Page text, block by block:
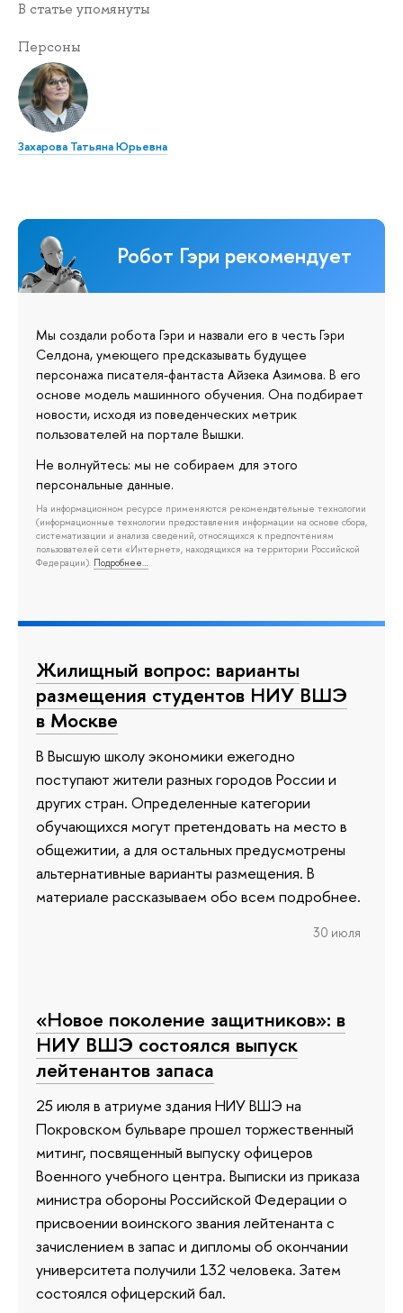
В статье упомянуты
Персоны
Захарова Татьяна Юрьевна
Робот Гэри рекомендует
Мы создали робота Гэри и назвали его в честь Гэри
Селдона, умеющего предсказывать будущее
персонажа писателя-фантаста Айзека Азимова. В его
основе модель машинного обучения. Она подбирает
новости, исходя из поведенческих метрик
пользователей на портале Вышки.
Не волнуйтесь: мы не собираем для этого
персональные данные.
На информационном ресурсе применяются рекомендательные технологии
(информационные технологии предоставления информации на основе сбора,
систематизации и анализа сведений, относящихся к предпочтениям
пользователей сети «Интернет», находящихся на территории Российской
Федерации). Подробнее…
Жилищный вопрос: варианты
размещения студентов НИУ ВШЭ
в Москве
В Высшую школу экономики ежегодно
поступают жители разных городов России и
других стран. Определенные категории
обучающихся могут претендовать на место в
общежитии, а для остальных предусмотрены
альтернативные варианты размещения. В
материале рассказываем обо всем подробнее.
30 июля
«Новое поколение защитников»: в
НИУ ВШЭ состоялся выпуск
лейтенантов запаса
25 июля в атриуме здания НИУ ВШЭ на
Покровском бульваре прошел торжественный
митинг, посвященный выпуску офицеров
Военного учебного центра. Выписки из приказа
министра обороны Российской Федерации о
присвоении воинского звания лейтенанта с
зачислением в запас и дипломы об окончании
университета получили 132 человека. Затем
состоялся офицерский бал.